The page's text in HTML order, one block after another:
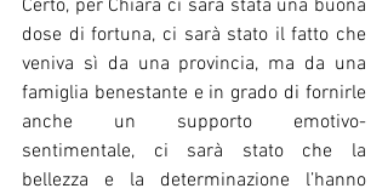
Certo, per Chiara ci sarà stata una buona
dose di fortuna, ci sarà stato il fatto che
veniva sì da una provincia, ma da una
famiglia benestante e in grado di fornirle
anche un supporto emotivo-
sentimentale, ci sarà stato che la
bellezza e la determinazione l’hanno